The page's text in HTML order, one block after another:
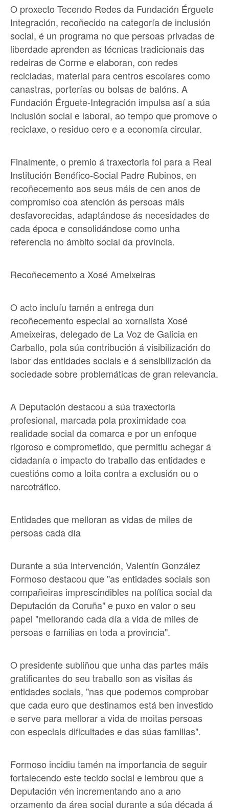
O proxecto Tecendo Redes da Fundación Érguete
Integración, recoñecido na categoría de inclusión
social, é un programa no que persoas privadas de
liberdade aprenden as técnicas tradicionais das
redeiras de Corme e elaboran, con redes
recicladas, material para centros escolares como
canastras, porterías ou bolsas de balóns. A
Fundación Érguete-Integración impulsa así a súa
inclusión social e laboral, ao tempo que promove o
reciclaxe, o residuo cero e a economía circular.
Finalmente, o premio á traxectoria foi para a Real
Institución Benéfico-Social Padre Rubinos, en
recoñecemento aos seus máis de cen anos de
compromiso coa atención ás persoas máis
desfavorecidas, adaptándose ás necesidades de
cada época e consolidándose como unha
referencia no ámbito social da provincia.
Recoñecemento a Xosé Ameixeiras
O acto incluíu tamén a entrega dun
recoñecemento especial ao xornalista Xosé
Ameixeiras, delegado de La Voz de Galicia en
Carballo, pola súa contribución á visibilización do
labor das entidades sociais e á sensibilización da
sociedade sobre problemáticas de gran relevancia.
A Deputación destacou a súa traxectoria
profesional, marcada pola proximidade coa
realidade social da comarca e por un enfoque
rigoroso e comprometido, que permitiu achegar á
cidadanía o impacto do traballo das entidades e
cuestións como a loita contra a exclusión ou o
narcotráfico.
Entidades que melloran as vidas de miles de
persoas cada día
Durante a súa intervención, Valentín González
Formoso destacou que "as entidades sociais son
compañeiras imprescindibles na política social da
Deputación da Coruña" e puxo en valor o seu
papel "mellorando cada día a vida de miles de
persoas e familias en toda a provincia".
O presidente subliñou que unha das partes máis
gratificantes do seu traballo son as visitas ás
entidades sociais, "nas que podemos comprobar
que cada euro que destinamos está ben investido
e serve para mellorar a vida de moitas persoas
con especiais dificultades e das súas familias".
Formoso incidiu tamén na importancia de seguir
fortalecendo este tecido social e lembrou que a
Deputación vén incrementando ano a ano
orzamento da área social durante a súa década á